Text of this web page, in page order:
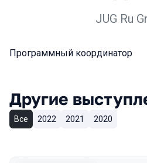
JUG Ru
Программный координатор
Другие
Все 2022 2021 2020